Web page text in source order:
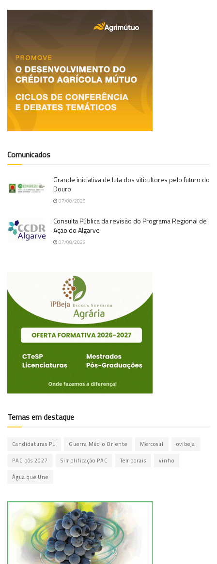
Comunicados
Grande iniciativa de luta dos viticultores pelo futuro do
Douro
07/08/2026
Consulta Pública da revisão do Programa Regional de
Ação do Algarve
07/08/2026
Temas em destaque
Candidaturas PU Guerra Médio Oriente Mercosul ovibeja
PAC pós 2027 Simplificação PAC Temporais vinho
Água que Une